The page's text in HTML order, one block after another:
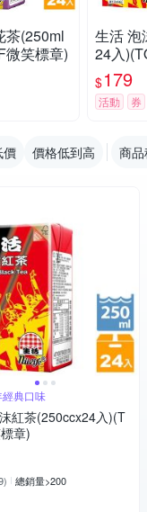
茶(250ml
微笑標章)
生活 泡
24入
$179
活動 券
價 價格低到高 商
典口味
紅茶(250ccx24入)(T
章)
) 總銷量>200